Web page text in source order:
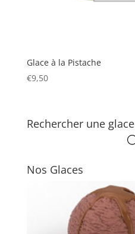
Glace à la Pistache
€9,50
Rechercher une glace
Nos Glaces